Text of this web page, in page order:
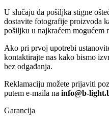
U slučaju da pošiljka stigne
dostavite fotografije proizvoda
pošiljku u najkraćem mogućem
Ako pri prvoj upotrebi
kontaktirajte nas kako bismo
bez odgađanja.
Reklamaciju možete prijaviti
putem e-maila na info@b-
Garancija